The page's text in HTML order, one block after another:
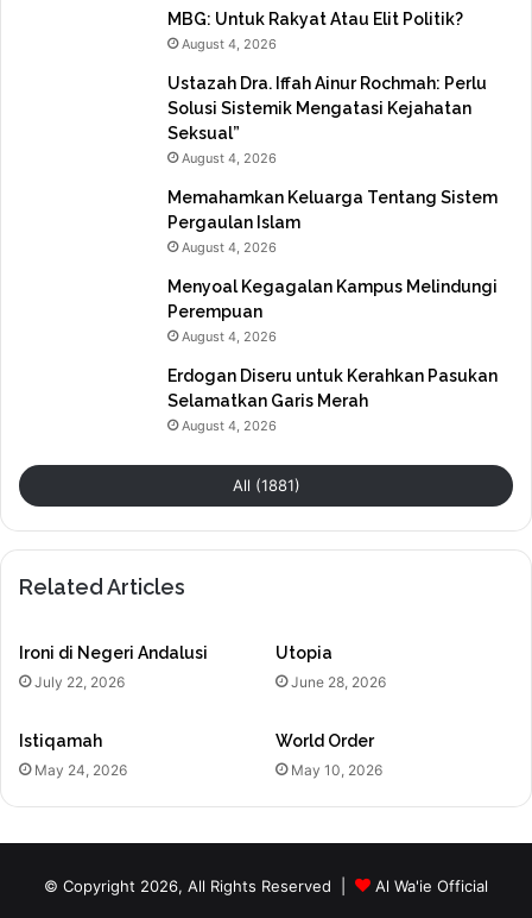
MBG: Untuk Rakyat Atau Elit Politik?
August 4, 2026
Ustazah Dra. Iffah Ainur Rochmah: Perlu
Solusi Sistemik Mengatasi Kejahatan
Seksual”
August 4, 2026
Memahamkan Keluarga Tentang Sistem
Pergaulan Islam
August 4, 2026
Menyoal Kegagalan Kampus Melindungi
Perempuan
August 4, 2026
Erdogan Diseru untuk Kerahkan Pasukan
Selamatkan Garis Merah
August 4, 2026
All (1881)
Related Articles
Ironi di Negeri Andalusi
July 22, 2026
Utopia
June 28, 2026
Istiqamah
May 24, 2026
World Order
May 10, 2026
© Copyright 2026, All Rights Reserved | Al Wa'ie Official